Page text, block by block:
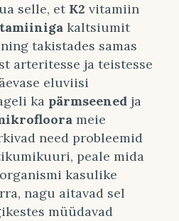
selle, etK2 vitamiin
kaltsiumit
takistades samas
arteritesse ja teistesse
eluviisi
ka pärmseened ja
meie
need probleemid
peale mida
kasulike
nagu aitavad sel
müüdavad